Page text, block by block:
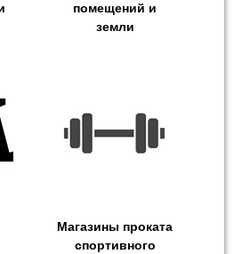
помещений и
земли
Магазины проката
спортивного